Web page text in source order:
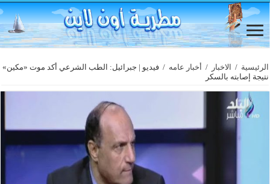
الرئيسية / الاخبار / أخبار عامه / فيديو | جبرائيل: الطب الشرعي أكد موت «مكين»
نتيجة إصابته بالسكر